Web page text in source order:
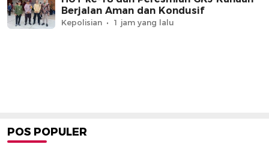
Berjalan Aman dan Kondusif
Kepolisian 1 jam yang lalu
POS POPULER